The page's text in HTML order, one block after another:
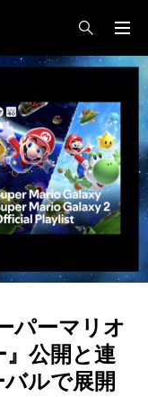
パーマリオ
公開と連
ルで展開